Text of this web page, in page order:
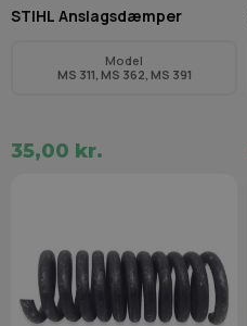
STIHL Anslagsdæmper
Model
MS 311, MS 362, MS 391
35,00 kr.